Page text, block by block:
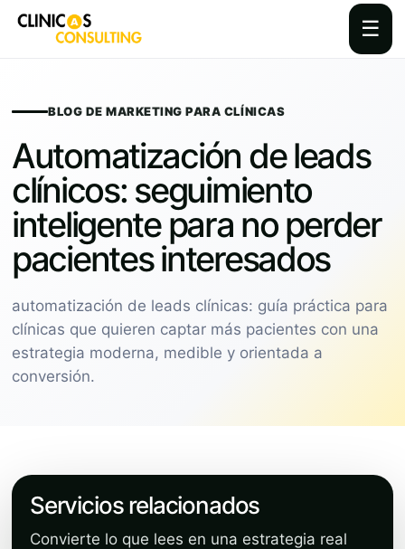
☰
contentBLOG DE MARKETING PARA CLÍNICAS
Automatización de leads
clínicos: seguimiento
inteligente para no perder
pacientes interesados
automatización de leads clínicas: guía práctica para
clínicas que quieren captar más pacientes con una
estrategia moderna, medible y orientada a
conversión.
Servicios relacionados
Convierte lo que lees en una estrategia real